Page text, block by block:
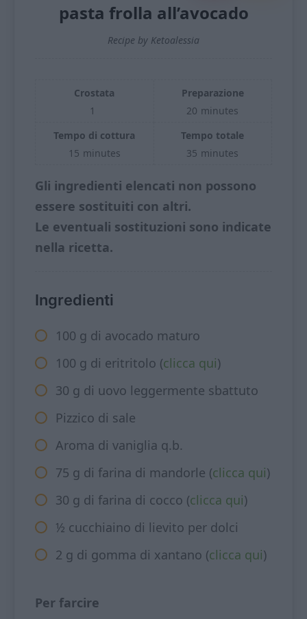
pasta frolla all’avocado
Recipe by Ketoalessia
Crostata
1
Preparazione
20 minutes
Tempo di cottura
15 minutes
Tempo totale
35 minutes
Gli ingredienti elencati non possono
essere sostituiti con altri.
Le eventuali sostituzioni sono indicate
nella ricetta.
Ingredienti
100 g di avocado maturo
100 g di eritritolo (clicca qui)
30 g di uovo leggermente sbattuto
Pizzico di sale
Aroma di vaniglia q.b.
75 g di farina di mandorle (clicca qui)
30 g di farina di cocco (clicca qui)
½ cucchiaino di lievito per dolci
2 g di gomma di xantano (clicca qui)
Per farcire